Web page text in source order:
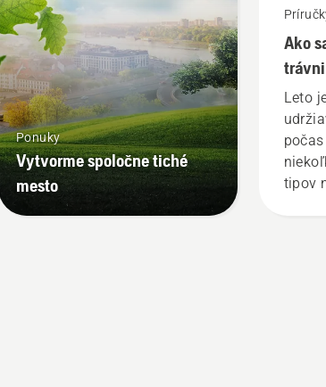
celej sezóny.
Ponuky
Vytvorme spoločne tiché
mesto
Ako
Leto
tipov